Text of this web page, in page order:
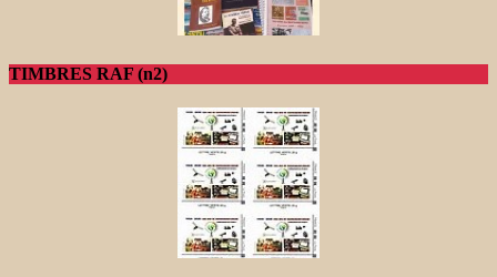
TIMBRES RAF (n2)